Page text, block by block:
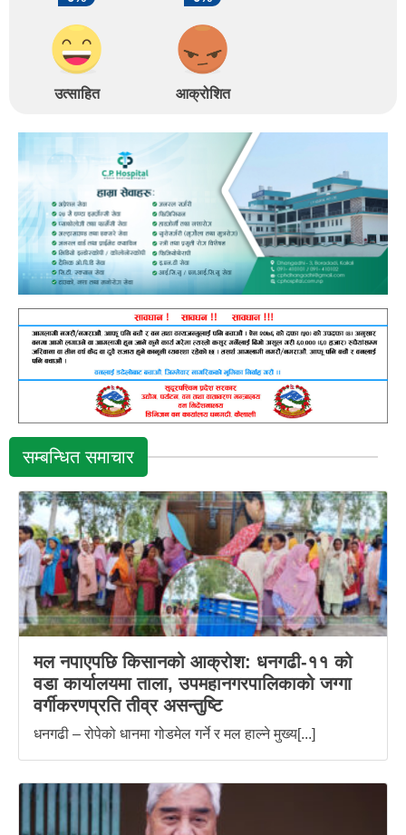
उत्साहित आक्रोशित
सम्बन्धित समाचार
मल नपाएपछि किसानको आक्रोश: धनगढी-११ को
वडा कार्यालयमा ताला, उपमहानगरपालिकाको जग्गा
वर्गीकरणप्रति तीव्र असन्तुष्टि
धनगढी – रोपेको धानमा गोडमेल गर्ने र मल हाल्ने मुख्य[...]